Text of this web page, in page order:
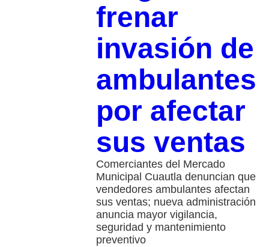
frenar
invasión de
ambulantes
por afectar
sus ventas
Comerciantes del Mercado
Municipal Cuautla denuncian que
vendedores ambulantes afectan
sus ventas; nueva administración
anuncia mayor vigilancia,
seguridad y mantenimiento
preventivo